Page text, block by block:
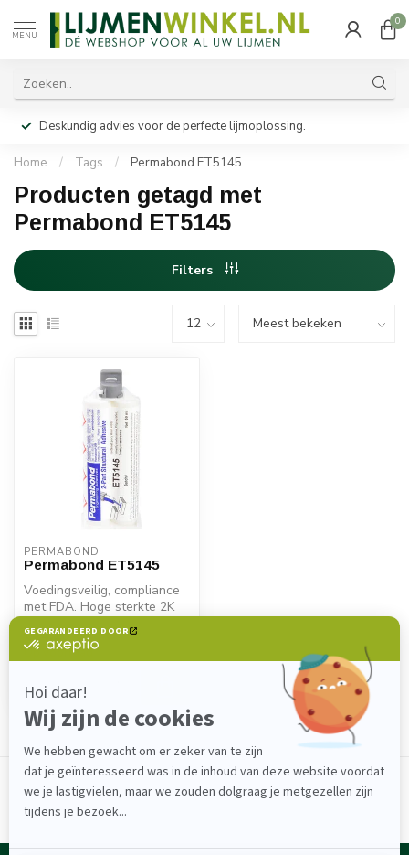
MENU
0
Deskundig advies voor de perfecte lijmoplossing.
Home / Tags / Permabond ET5145
Producten getagd met
Permabond ET5145
Filters
PERMABOND
Permabond ET5145
Voedingsveilig, compliance
met FDA. Hoge sterkte 2K
epoxy voor metaal,
composiet...
€24,10
Op voorraad
Toon1- 1van 1